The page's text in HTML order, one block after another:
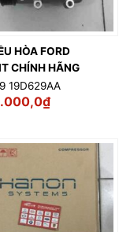
HÒA FORD
CHÍNH HÃNG
19D629AA
₫